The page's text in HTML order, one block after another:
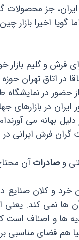
گویا اخیرا
فرش و گلیم بازار
در اتاق تهران
در نمایشگاه
در بازارهای
بهانه می
گران فرش ایرانی
صادراتآن
خرد و کلان صنایع
ها نمی کند. یعنی
ها و اصناف است
هم فضای